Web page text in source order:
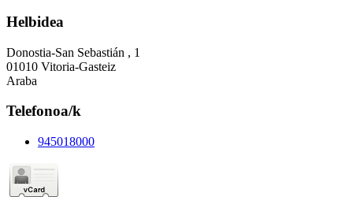
Helbidea
Donostia-San Sebastián , 1
01010 Vitoria-Gasteiz
Araba
Telefonoa/k
945018000